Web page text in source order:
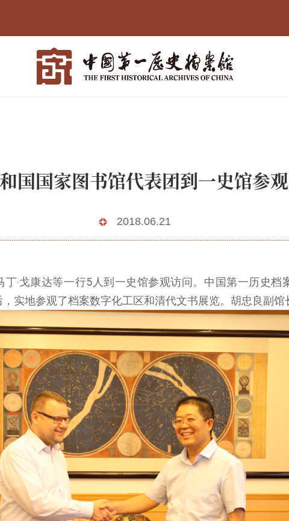
国国家图书馆代表团到一史馆参
2018.06.21
‧戈康达等一行5人到一史馆参观访问。中国第一历史
实地参观了档案数字化工区和清代文书展览。胡忠良副馆